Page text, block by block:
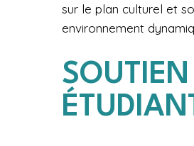
sur le plan culturel et
environnement